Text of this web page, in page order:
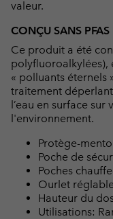
valeur.
CONÇU SANS PFAS
Ce produit a été
polyfluoroalkylées),
« polluants éternels
traitement
l’eau en surface
l'environnement.
Protège-
Poche de
Poches
Ourlet
Hauteur du
Utilisations: